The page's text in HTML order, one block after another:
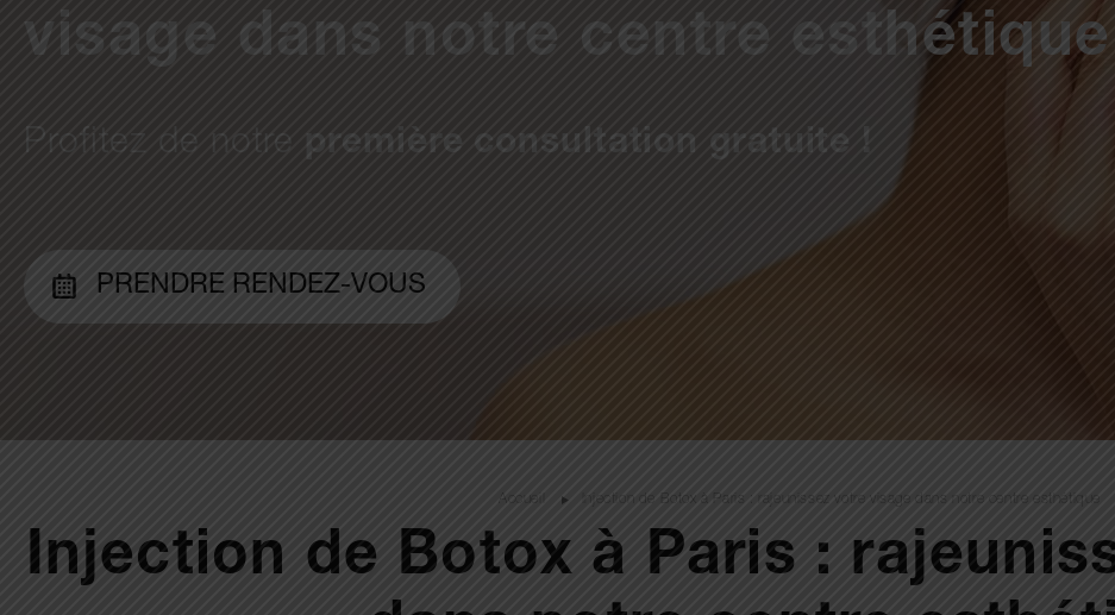
visage dans notre centre esthétique
Profitez de notre première consultation gratuite !
PRENDRE RENDEZ-VOUS
Accueil Injection de Botox à Paris : rajeunissez votre visage dans notre centre esthétique
Injection de Botox à Paris :